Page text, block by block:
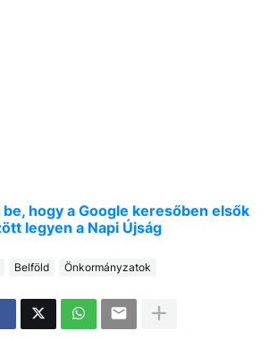
hogy a Google keresőben elsők
legyen a Napi Újság
Belföld Önkormányzatok